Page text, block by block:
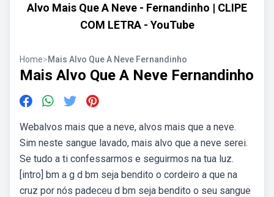
Alvo Mais Que A Neve - Fernandinho | CLIPE
COM LETRA - YouTube
Home>Mais Alvo Que A Neve Fernandinho
Mais Alvo Que A Neve Fernandinho
Webalvos mais que a neve, alvos mais que a neve.
Sim neste sangue lavado, mais alvo que a neve serei.
Se tudo a ti confessarmos e seguirmos na tua luz.
[intro] bm a g d bm seja bendito o cordeiro a que na
cruz por nós padeceu d bm seja bendito o seu sangue